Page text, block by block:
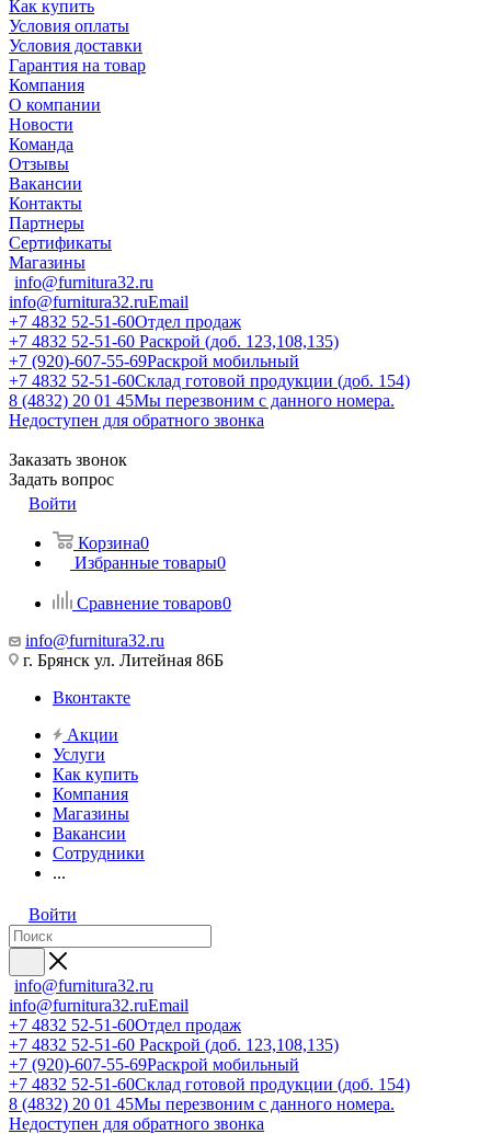
Как купить
Условия оплаты
Условия доставки
Гарантия на товар
Компания
О компании
Новости
Команда
Отзывы
Вакансии
Контакты
Партнеры
Сертификаты
Магазины
info@furnitura32.ru
info@furnitura32.ruEmail
+7 4832 52-51-60Отдел продаж
+7 4832 52-51-60 Раскрой (доб. 123,108,135)
+7 (920)-607-55-69Раскрой мобильный
+7 4832 52-51-60Склад готовой продукции (доб. 154)
8 (4832) 20 01 45Мы перезвоним с данного номера.
Недоступен для обратного звонка
Заказать звонок
Задать вопрос
Войти
Корзина0
Избранные товары0
Сравнение товаров0
info@furnitura32.ru
г. Брянск ул. Литейная 86Б
Вконтакте
Акции
Услуги
Как купить
Компания
Магазины
Вакансии
Сотрудники
...
Войти
info@furnitura32.ru
info@furnitura32.ruEmail
+7 4832 52-51-60Отдел продаж
+7 4832 52-51-60 Раскрой (доб. 123,108,135)
+7 (920)-607-55-69Раскрой мобильный
+7 4832 52-51-60Склад готовой продукции (доб. 154)
8 (4832) 20 01 45Мы перезвоним с данного номера.
Недоступен для обратного звонка